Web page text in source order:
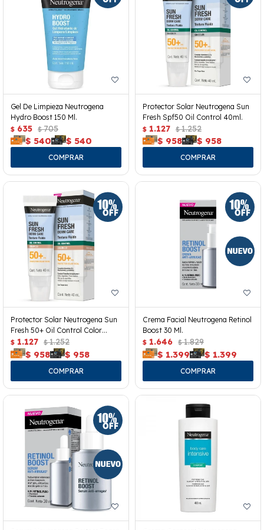
Gel De Limpieza Neutrogena
Hydro Boost 150 Ml.
$ 635 $ 705
$ 540 $ 540
Protector Solar Neutrogena Sun
Fresh Spf50 Oil Control 40ml.
$ 1.127 $ 1.252
$ 958 $ 958
Protector Solar Neutrogena Sun
Fresh 50+ Oil Control Color
40ml.
$ 1.127 $ 1.252
$ 958 $ 958
Crema Facial Neutrogena Retinol
Boost 30 Ml.
$ 1.646 $ 1.829
$ 1.399 $ 1.399